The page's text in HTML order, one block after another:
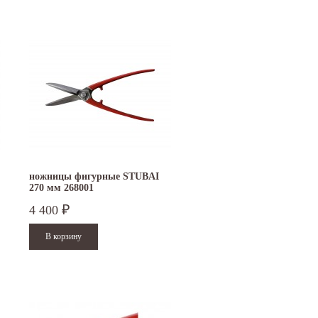
ножницы фигурные STUBAI
270 мм 268001
4 400 ₽